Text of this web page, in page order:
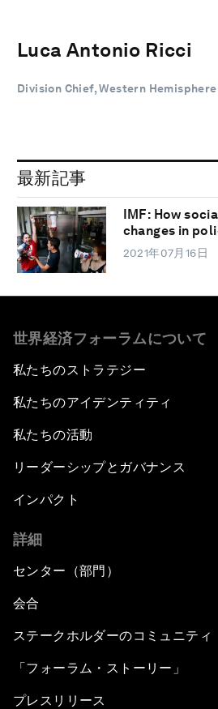
Luca Antonio Ricci
Division Chief, Western
最新記事
IMF: How
changes in
2021年07月16日
世界経済フォーラムについて
私たちのストラテジー
私たちのアイデンティティ
私たちの活動
リーダーシップとガバナンス
インパクト
詳細
センター（部門）
会合
ステークホルダーのコミュニティ
「フォーラム・ストーリー」
プレスリリース